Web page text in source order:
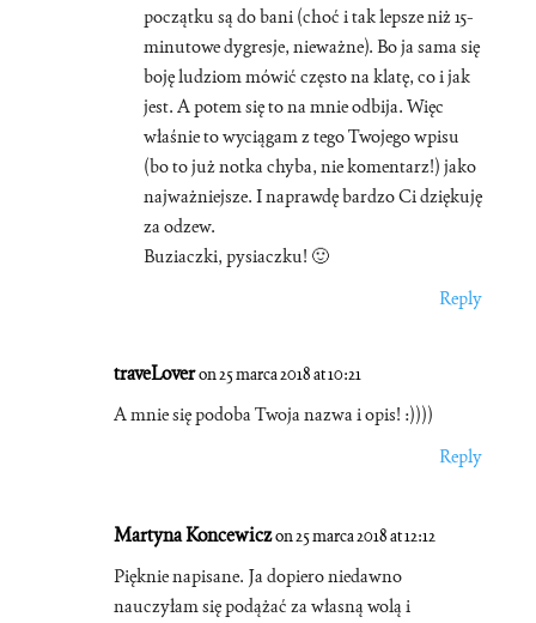
początku są do bani (choć i tak lepsze niż 15-
minutowe dygresje, nieważne). Bo ja sama się
boję ludziom mówić często na klatę, co i jak
jest. A potem się to na mnie odbija. Więc
właśnie to wyciągam z tego Twojego wpisu
(bo to już notka chyba, nie komentarz!) jako
najważniejsze. I naprawdę bardzo Ci dziękuję
za odzew.
Buziaczki, pysiaczku! 🙂
Reply
traveLoveron 25 marca 2018 at 10:21
A mnie się podoba Twoja nazwa i opis! :))))
Reply
Martyna Koncewiczon 25 marca 2018 at 12:12
Pięknie napisane. Ja dopiero niedawno
nauczyłam się podążać za własną wolą i